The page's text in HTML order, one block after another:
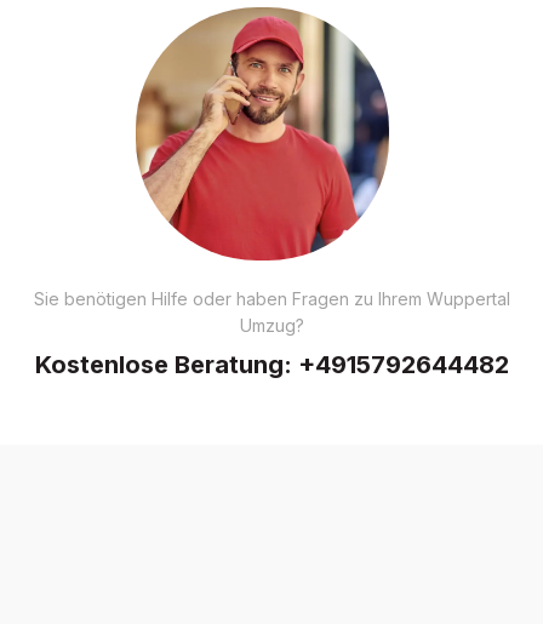
Sie benötigen Hilfe oder haben Fragen zu Ihrem Wuppertal
Umzug?
Kostenlose Beratung: +4915792644482